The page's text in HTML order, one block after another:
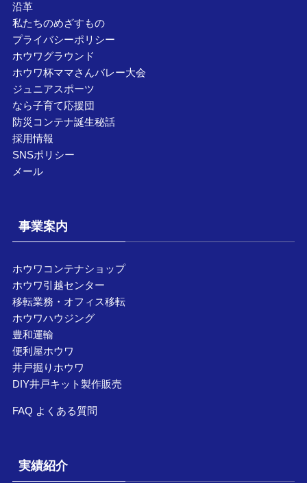
沿革
私たちのめざすもの
プライバシーポリシー
ホウワグラウンド
ホウワ杯ママさんバレー大会
ジュニアスポーツ
なら子育て応援団
防災コンテナ誕生秘話
採用情報
SNSポリシー
メール
事業案内
ホウワコンテナショップ
ホウワ引越センター
移転業務・オフィス移転
ホウワハウジング
豊和運輸
便利屋ホウワ
井戸掘りホウワ
DIY井戸キット製作販売
FAQ よくある質問
実績紹介